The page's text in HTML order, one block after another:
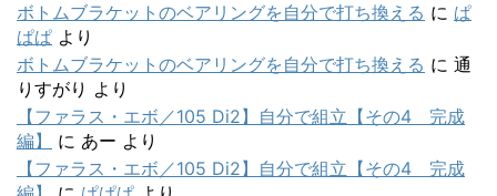
ボトムブラケットのベアリングを自分で打ち換える に ぱ
ぱぱ より
ボトムブラケットのベアリングを自分で打ち換える に 通
りすがり より
【ファラス・エボ／105 Di2】自分で組立【その4 完成
編】
に あー より
【ファラス・エボ／105 Di2】自分で組立【その4 完成